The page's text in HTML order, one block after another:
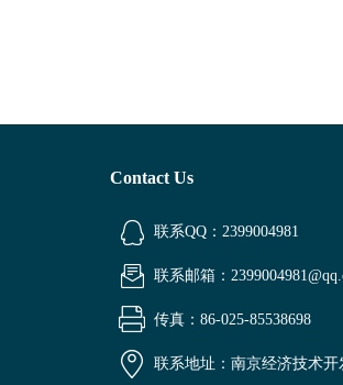
Contact Us
联系QQ：2399004981
联系邮箱：
传真：86-025-85538698
联系地址：南京经济技术开